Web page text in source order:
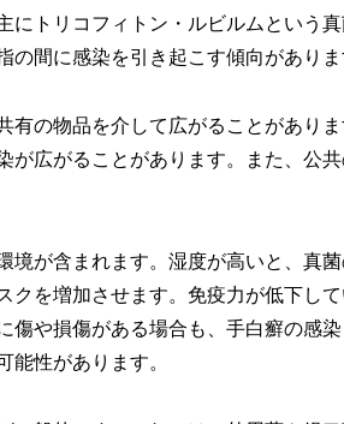
トリコフィトン・ルビルムという
間に感染を引き起こす傾向がありま
有の物品を介して広がることがあり
が広がることがあります。また、公
境が含まれます。湿度が高いと、真
クを増加させます。免疫力が低下し
傷や損傷がある場合も、手白癬の感
能性があります。